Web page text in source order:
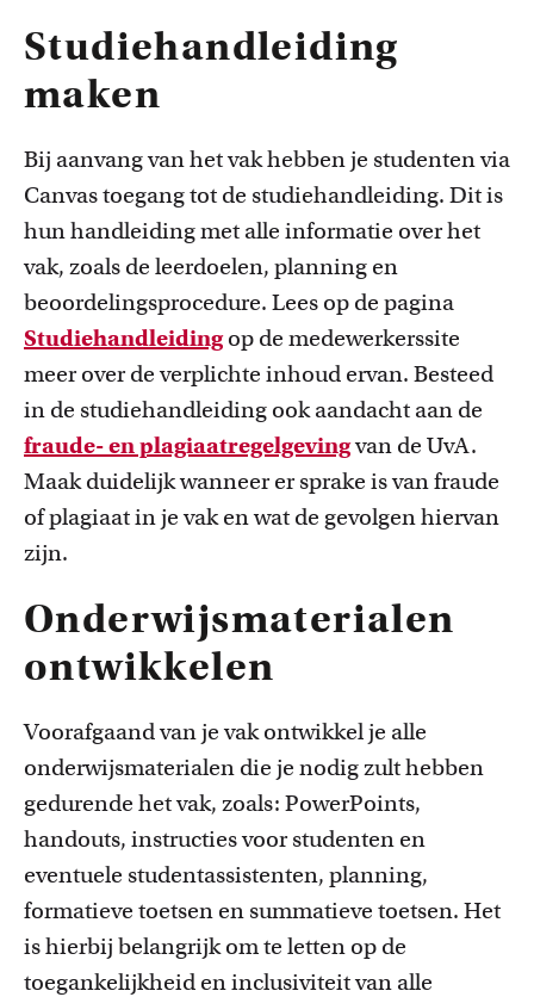
Studiehandleiding
maken
Bij aanvang van het vak hebben je studenten via
Canvas toegang tot de studiehandleiding. Dit is
hun handleiding met alle informatie over het
vak, zoals de leerdoelen, planning en
beoordelingsprocedure. Lees op de pagina
Studiehandleidingop de medewerkerssite
meer over de verplichte inhoud ervan. Besteed
in de studiehandleiding ook aandacht aan de
fraude- en plagiaatregelgevingvan de UvA.
Maak duidelijk wanneer er sprake is van fraude
of plagiaat in je vak en wat de gevolgen hiervan
zijn.
Onderwijsmaterialen
ontwikkelen
Voorafgaand van je vak ontwikkel je alle
onderwijsmaterialen die je nodig zult hebben
gedurende het vak, zoals: PowerPoints,
handouts, instructies voor studenten en
eventuele studentassistenten, planning,
formatieve toetsen en summatieve toetsen. Het
is hierbij belangrijk om te letten op de
toegankelijkheid en inclusiviteit van alle